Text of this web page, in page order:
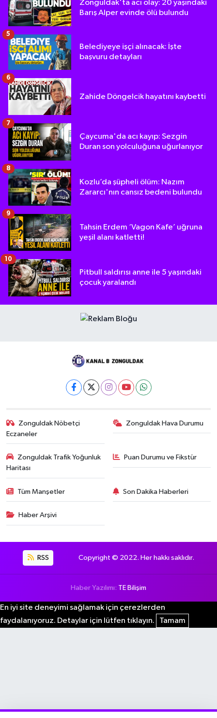
Zonguldak'ta acı olay: 20 yaşındaki
Barış Alper evinde ölü bulundu
Belediyeye işçi alınacak: İşte
başvuru detayları
5
Zahide Döngelcik hayatını kaybetti
6
Çaycuma'da acı kayıp: Sezgin
Duran son yolculuğuna uğurlanıyor
7
Kozlu’da şüpheli ölüm: Nazım
Zararcı'nın cansız bedeni bulundu
8
Tahsin Erdem ‘Vagon Kafe’ uğruna
yeşil alanı katletti!
9
Pitbull saldırısı anne ile 5 yaşındaki
çocuk yaralandı
10
Zonguldak Nöbetçi
Eczaneler
Zonguldak Hava Durumu
Zonguldak Trafik Yoğunluk
Haritası
Puan Durumu ve Fikstür
Tüm Manşetler Son Dakika Haberleri
Haber Arşivi
RSS Copyright © 2022. Her hakkı saklıdır.
Haber Yazılımı: TE Bilişim
En iyi site deneyimi sağlamak için çerezlerden
faydalanıyoruz. Detaylar için lütfen tıklayın.
Tamam